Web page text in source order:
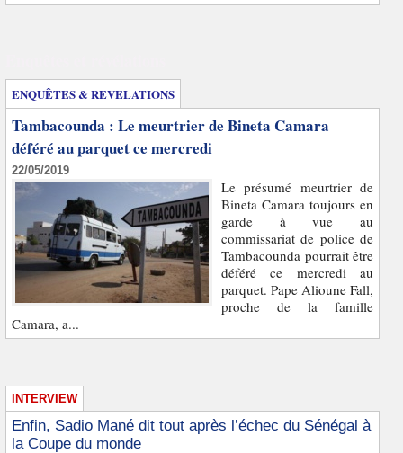
ENQUÊTES & REVELATIONS
Tambacounda : Le meurtrier de Bineta Camara
déféré au parquet ce mercredi
22/05/2019
Le présumé meurtrier de
Bineta Camara toujours en
garde à vue au
commissariat de police de
Tambacounda pourrait être
déféré ce mercredi au
parquet. Pape Alioune Fall,
proche de la famille
Camara, a...
INTERVIEW
Enfin, Sadio Mané dit tout après l’échec du Sénégal à
la Coupe du monde